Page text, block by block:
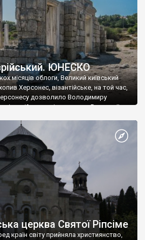
ЮНЕСКО
місяців облоги, Великий київський
Херсонес, візантійське, на той час,
дозволило Володимиру
візантійському імператору Василю ІІ, та
язичник, став Василем-християнином.
Русі. На честь Херсонесу Таврійського
церква Святої Ріпсіме
країн світу прийняла християнство,